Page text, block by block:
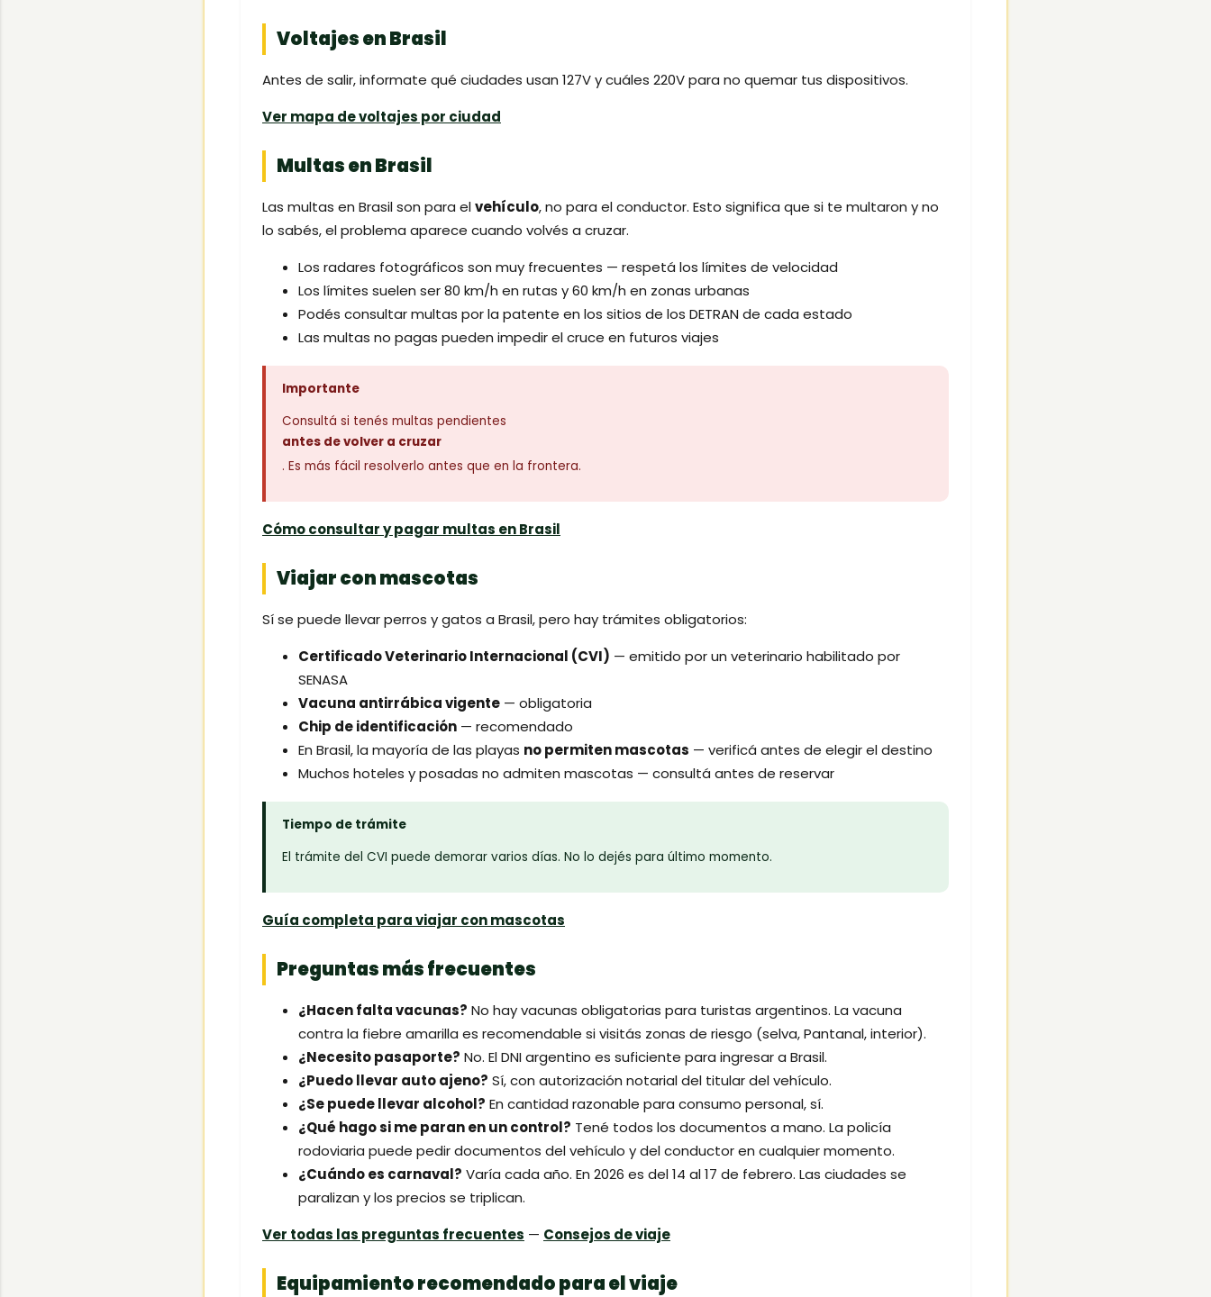
Voltajes en Brasil
Antes de salir, informate qué ciudades usan 127V y cuáles 220V para no quemar tus dispositivos.
Ver mapa de voltajes por ciudad
Multas en Brasil
Las multas en Brasil son para elvehículo, no para el conductor. Esto significa que si te multaron y no
lo sabés, el problema aparece cuando volvés a cruzar.
Los radares fotográficos son muy frecuentes — respetá los límites de velocidad
Los límites suelen ser 80 km/h en rutas y 60 km/h en zonas urbanas
Podés consultar multas por la patente en los sitios de los DETRAN de cada estado
Las multas no pagas pueden impedir el cruce en futuros viajes
Importante
Consultá si tenés multas pendientes
antes de volver a cruzar
. Es más fácil resolverlo antes que en la frontera.
Cómo consultar y pagar multas en Brasil
Viajar con mascotas
Sí se puede llevar perros y gatos a Brasil, pero hay trámites obligatorios:
Certificado Veterinario Internacional (CVI) — emitido por un veterinario habilitado por
SENASA
Vacuna antirrábica vigente — obligatoria
Chip de identificación — recomendado
En Brasil, la mayoría de las playas no permiten mascotas — verificá antes de elegir el destino
Muchos hoteles y posadas no admiten mascotas — consultá antes de reservar
Tiempo de trámite
El trámite del CVI puede demorar varios días. No lo dejés para último momento.
Guía completa para viajar con mascotas
Preguntas más frecuentes
¿Hacen falta vacunas? No hay vacunas obligatorias para turistas argentinos. La vacuna
contra la fiebre amarilla es recomendable si visitás zonas de riesgo (selva, Pantanal, interior).
¿Necesito pasaporte? No. El DNI argentino es suficiente para ingresar a Brasil.
¿Puedo llevar auto ajeno? Sí, con autorización notarial del titular del vehículo.
¿Se puede llevar alcohol? En cantidad razonable para consumo personal, sí.
¿Qué hago si me paran en un control? Tené todos los documentos a mano. La policía
rodoviaria puede pedir documentos del vehículo y del conductor en cualquier momento.
¿Cuándo es carnaval? Varía cada año. En 2026 es del 14 al 17 de febrero. Las ciudades se
paralizan y los precios se triplican.
Ver todas las preguntas frecuentes — Consejos de viaje
Equipamiento recomendado para el viaje